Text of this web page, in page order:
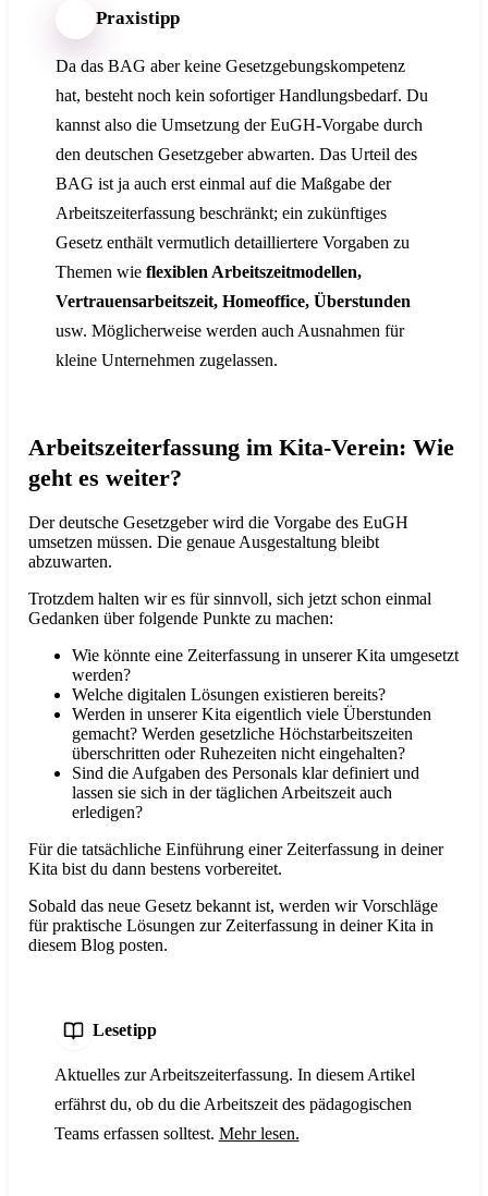
Praxistipp
Da das BAG aber keine Gesetzgebungskompetenz
hat, besteht noch kein sofortiger Handlungsbedarf. Du
kannst also die Umsetzung der EuGH-Vorgabe durch
den deutschen Gesetzgeber abwarten. Das Urteil des
BAG ist ja auch erst einmal auf die Maßgabe der
Arbeitszeiterfassung beschränkt; ein zukünftiges
Gesetz enthält vermutlich detailliertere Vorgaben zu
Themen wieflexiblen Arbeitszeitmodellen,
Vertrauensarbeitszeit, Homeoffice, Überstunden
usw. Möglicherweise werden auch Ausnahmen für
kleine Unternehmen zugelassen.
Arbeitszeiterfassung im Kita-Verein: Wie
geht es weiter?
Der deutsche Gesetzgeber wird die Vorgabe des EuGH
umsetzen müssen. Die genaue Ausgestaltung bleibt
abzuwarten.
Trotzdem halten wir es für sinnvoll, sich jetzt schon einmal
Gedanken über folgende Punkte zu machen:
Wie könnte eine Zeiterfassung in unserer Kita umgesetzt
werden?
Welche digitalen Lösungen existieren bereits?
Werden in unserer Kita eigentlich viele Überstunden
gemacht? Werden gesetzliche Höchstarbeitszeiten
überschritten oder Ruhezeiten nicht eingehalten?
Sind die Aufgaben des Personals klar definiert und
lassen sie sich in der täglichen Arbeitszeit auch
erledigen?
Für die tatsächliche Einführung einer Zeiterfassung in deiner
Kita bist du dann bestens vorbereitet.
Sobald das neue Gesetz bekannt ist, werden wir Vorschläge
für praktische Lösungen zur Zeiterfassung in deiner Kita in
diesem Blog posten.
Lesetipp
Aktuelles zur Arbeitszeiterfassung. In diesem Artikel
erfährst du, ob du die Arbeitszeit des pädagogischen
Teams erfassen solltest. Mehr lesen.